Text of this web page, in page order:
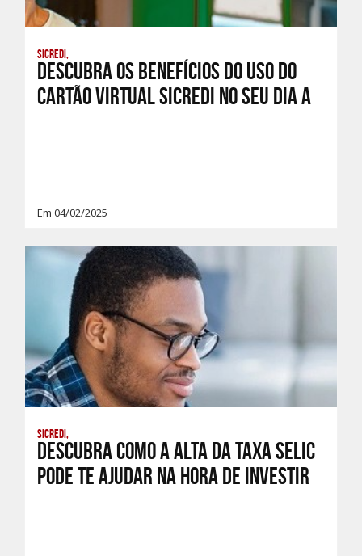
Sicredi,
Descubra os benefícios do uso do
Cartão Virtual Sicredi no seu dia a
Em 04/02/2025
Sicredi,
Descubra como a alta da Taxa Selic
pode te ajudar na hora de investir